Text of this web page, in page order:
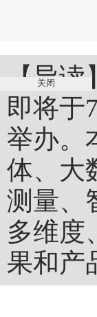
【导
即将于
举办。
体、大
测量、
多维度
果和产
关闭